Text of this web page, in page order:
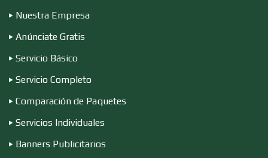
Compresores de aire
Computadoras
Conferencias Empresariales
Nuestra Empresa
Anúnciate Gratis
Servicio Básico
Servicio Completo
Comparación de Paquetes
Servicios Individuales
Banners Publicitarios